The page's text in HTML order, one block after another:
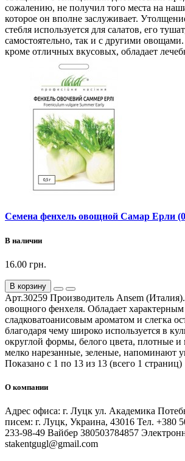
сожалению, не получил того места на
которое он вполне заслуживает.
стебля используется для салатов, его
самостоятельно, так и с другими
кроме отличных вкусовых, обладает
Семена фенхель овощной Самар Ерли
В наличии
16.00 грн.
В корзину
Арт.30259 Производитель Ansem
овощного фенхеля. Обладает характерным
сладковатоанисовым ароматом и слегка
благодаря чему широко используется в
округлой формы, белого цвета, плотные и
мелко нарезанные, зеленые, напоминают
Показано с 1 по 13 из 13 (всего 1 страниц)
О компании
Адрес офиса: г. Луцк ул. Академика
писем: г. Луцк, Украина, 43016 Тел. +380
233-98-49 Вайбер 380503784857
stakentgugl@gmail.com